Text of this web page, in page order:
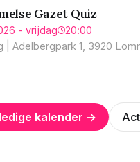
Gazet Quiz
- vrijdag
20:00
| Adelbergpark 1, 3920
kalender →